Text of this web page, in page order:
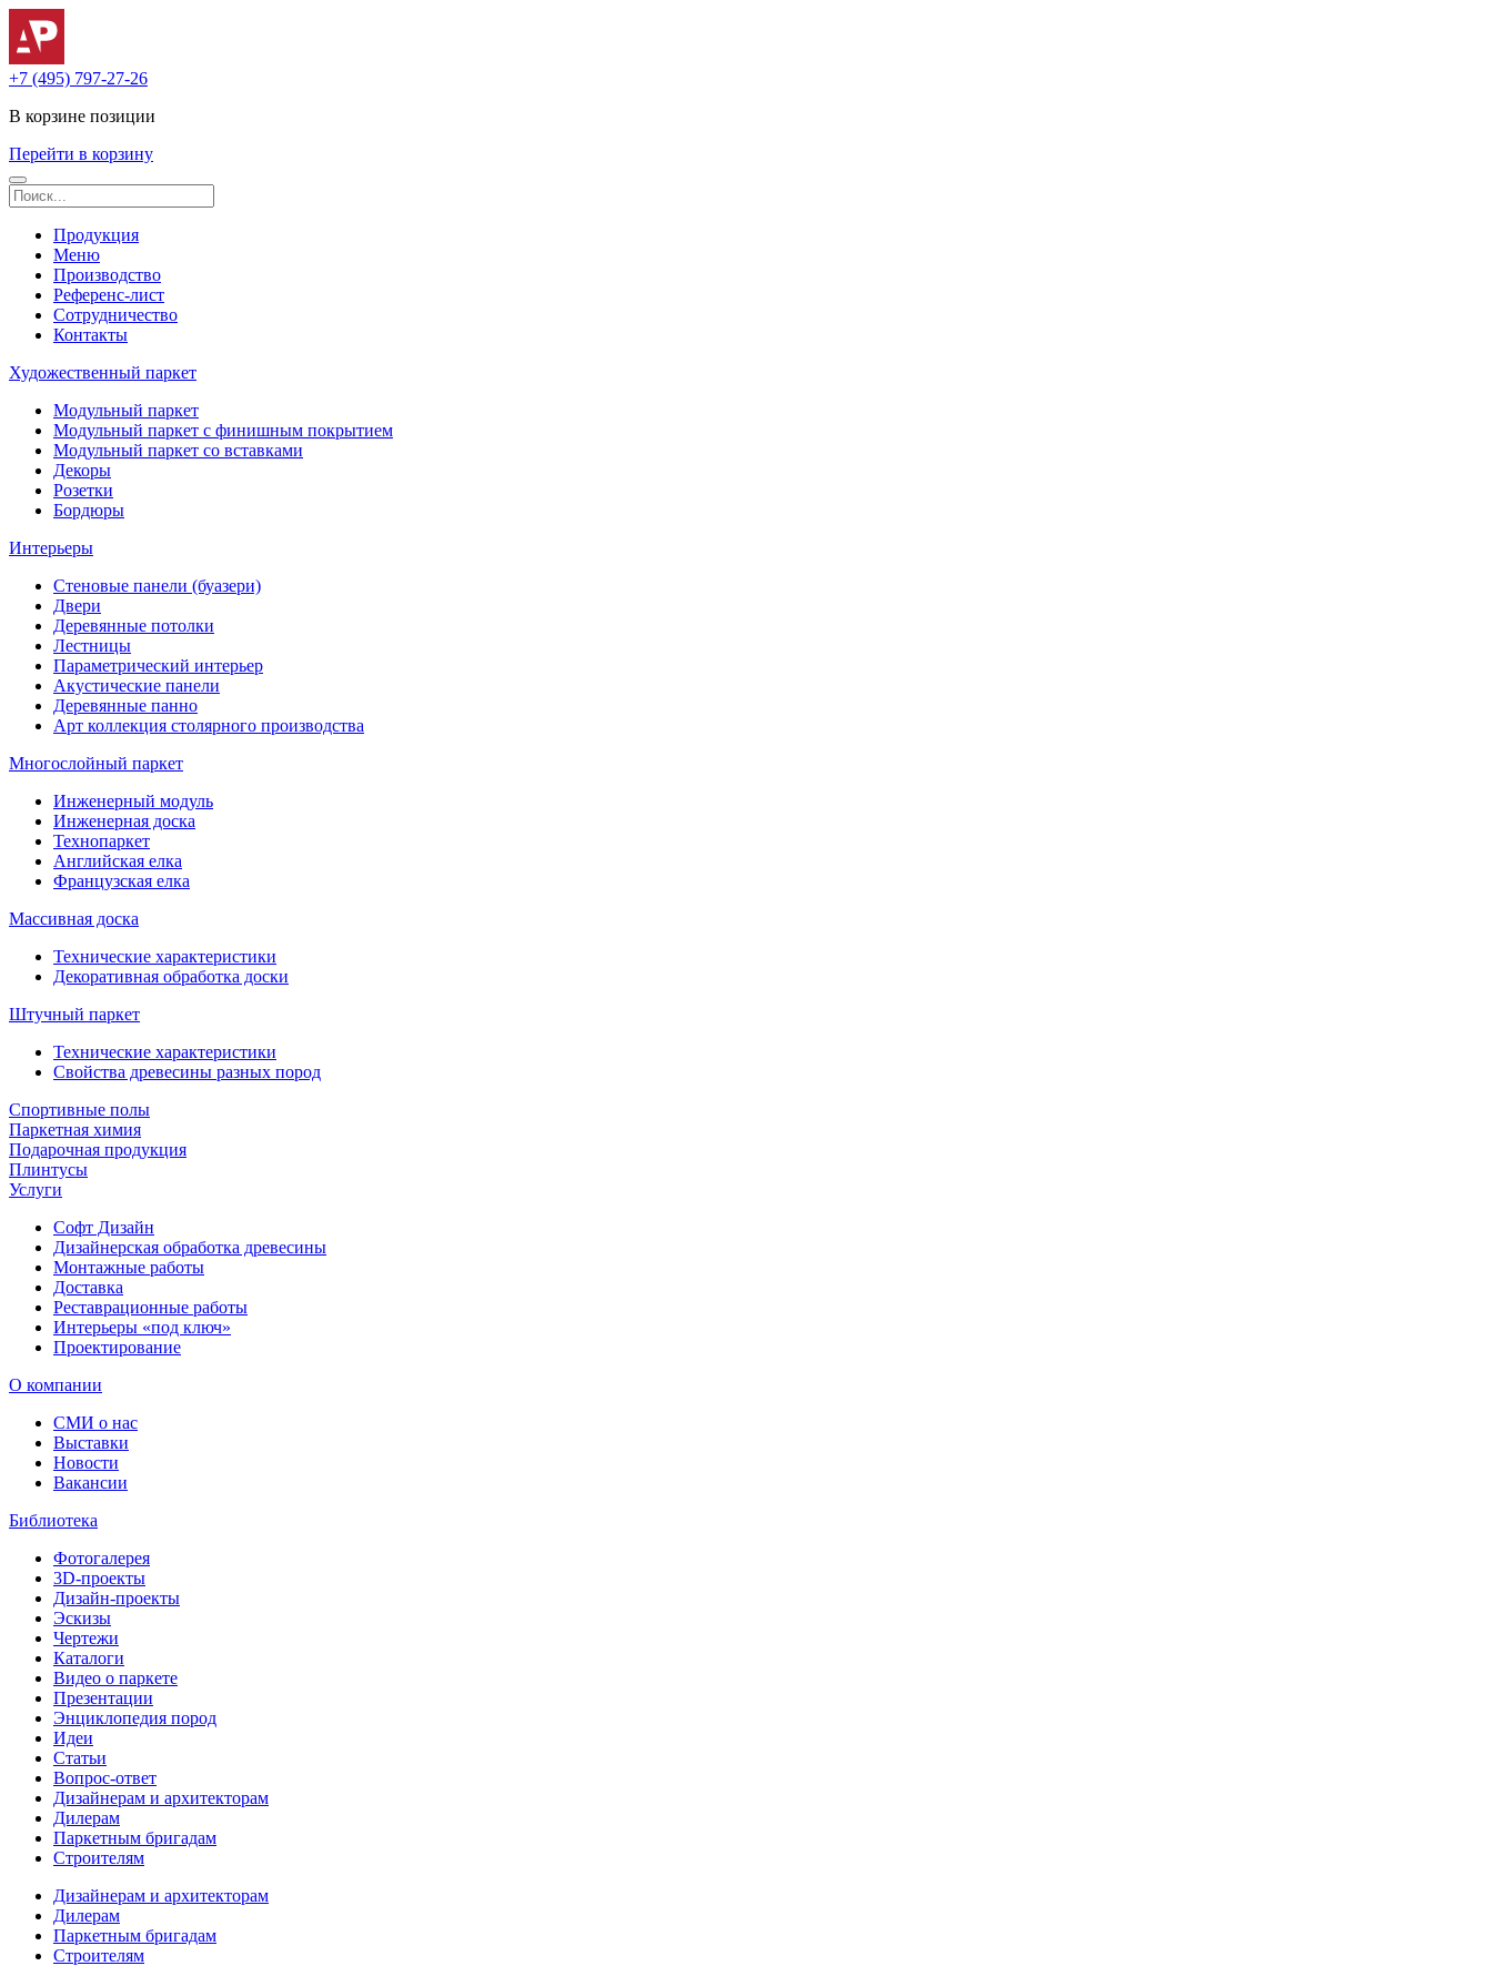
+7 (495) 797-27-26
В корзине позиции
Перейти в корзину
Продукция
Меню
Производство
Референс-лист
Сотрудничество
Контакты
Художественный паркет
Модульный паркет
Модульный паркет с финишным покрытием
Модульный паркет со вставками
Декоры
Розетки
Бордюры
Интерьеры
Стеновые панели (буазери)
Двери
Деревянные потолки
Лестницы
Параметрический интерьер
Акустические панели
Деревянные панно
Арт коллекция столярного производства
Многослойный паркет
Инженерный модуль
Инженерная доска
Технопаркет
Английская елка
Французская елка
Массивная доска
Технические характеристики
Декоративная обработка доски
Штучный паркет
Технические характеристики
Свойства древесины разных пород
Спортивные полы
Паркетная химия
Подарочная продукция
Плинтусы
Услуги
Софт Дизайн
Дизайнерская обработка древесины
Монтажные работы
Доставка
Реставрационные работы
Интерьеры «под ключ»
Проектирование
О компании
СМИ о нас
Выставки
Новости
Вакансии
Библиотека
Фотогалерея
3D-проекты
Дизайн-проекты
Эскизы
Чертежи
Каталоги
Видео о паркете
Презентации
Энциклопедия пород
Идеи
Статьи
Вопрос-ответ
Дизайнерам и архитекторам
Дилерам
Паркетным бригадам
Строителям
Дизайнерам и архитекторам
Дилерам
Паркетным бригадам
Строителям